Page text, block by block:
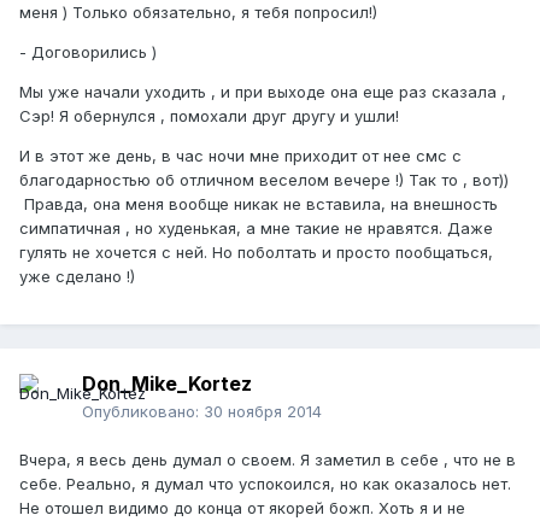
меня ) Только обязательно, я тебя попросил!)
- Договорились )
Мы уже начали уходить , и при выходе она еще раз сказала ,
Сэр! Я обернулся , помохали друг другу и ушли!
И в этот же день, в час ночи мне приходит от нее смс с
благодарностью об отличном веселом вечере !) Так то , вот))
Правда, она меня вообще никак не вставила, на внешность
симпатичная , но худенькая, а мне такие не нравятся. Даже
гулять не хочется с ней. Но поболтать и просто пообщаться,
уже сделано !)
Don_Mike_Kortez
Опубликовано: 30 ноября 2014
Вчера, я весь день думал о своем. Я заметил в себе , что не в
себе. Реально, я думал что успокоился, но как оказалось нет.
Не отошел видимо до конца от якорей божп. Хоть я и не